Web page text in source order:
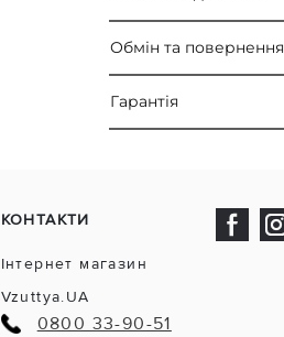
Обмін та повернення
Гарантія
КОНТАКТИ
Інтернет магазин
Vzuttya.UA
0800 33-90-51